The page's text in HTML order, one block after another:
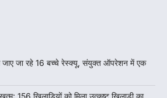
राज्य
की सुरक्षा व्यवस्था मजबूत करने सांसद
अग्रवाल ने सीएम को लिखा पत्र
जाए जा रहे 16 बच्चे रेस्क्यू, संयुक्त ऑपरेशन में एक